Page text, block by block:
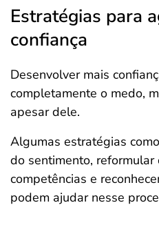
Estratégias para
confiança
Desenvolver mais
completamente o medo,
apesar dele.
Algumas estratégias
do sentimento, reformular
competências e
podem ajudar nesse